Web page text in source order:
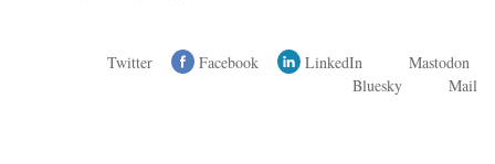
Twitter Facebook LinkedIn
Mastodon
Bluesky
Mail